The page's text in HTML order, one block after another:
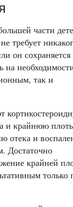
части
требует
он сохраняется
на
так и
и крайнюю плоть
отека и
Достаточно
крайней
только